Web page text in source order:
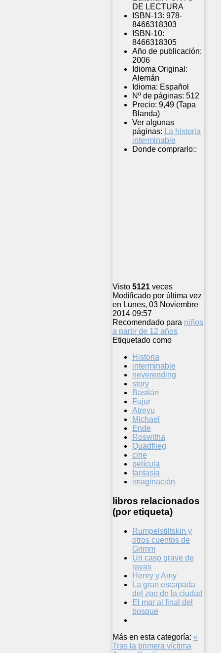
DE LECTURA
ISBN-13: 978-
8466318303
ISBN-10:
8466318305
Año de publicación:
2006
Idioma Original:
Alemán
Idioma: Español
Nº de páginas: 512
Precio: 9,49 (Tapa
Blanda)
Ver algunas
páginas: La historia
interminable
Donde comprarlo::
Visto 5121 veces
Modificado por última vez
en Lunes, 03 Noviembre
2014 09:57
Recomendado para niños
a partir de 12 años
Etiquetado como
Historia
interminable
neverending
story
Bastián
Fujur
Atreyu
Michael
Ende
Roswitha
Quadflieg
cine
película
fantasía
imaginación
libros relacionados
(por etiqueta)
Rumpelstiltskin y
otros cuentos de
Grimm
Un caso grave de
rayas
Henry y Amy
La gran escapada
del zoo de la ciudad
El mar al final del
bosque
Más en esta categoría: «
Tras la primera víctima